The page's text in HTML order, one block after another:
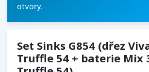
otvory.
Set Sinks G854 (dřez
Truffle 54 + baterie Mix